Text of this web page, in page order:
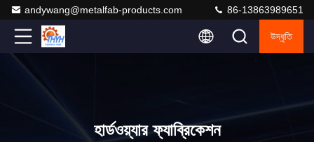
andywang@metalfab-products.com 86-13863989651
উদ্ধৃতি
হার্ডওয়্যার ফ্যাব্রিকেশন